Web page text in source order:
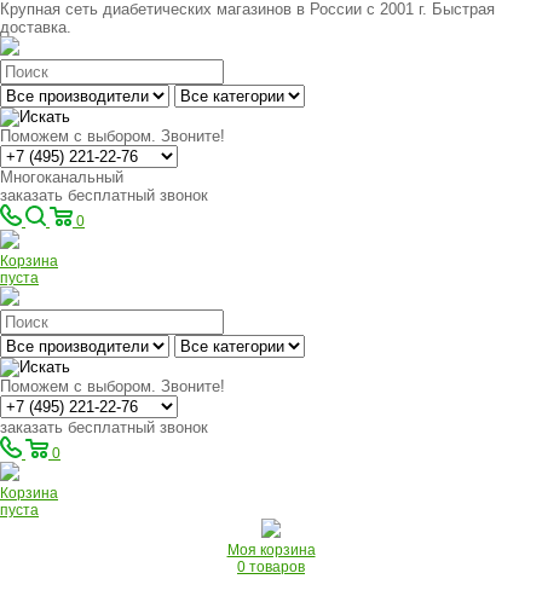
Крупная сеть диабетических магазинов в России с 2001 г. Быстрая
доставка.
Поможем с выбором. Звоните!
Многоканальный
заказать бесплатный звонок
0
Корзина
пуста
Поможем с выбором. Звоните!
заказать бесплатный звонок
0
Корзина
пуста
Моя корзина
0 товаров